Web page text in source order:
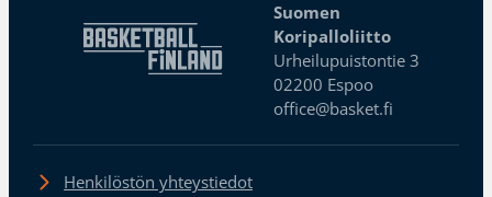
Suomen
Koripalloliitto
Urheilupuistontie 3
02200 Espoo
office@basket.fi
Henkilöstön yhteystiedot